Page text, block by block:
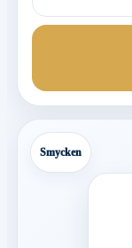
Smycken